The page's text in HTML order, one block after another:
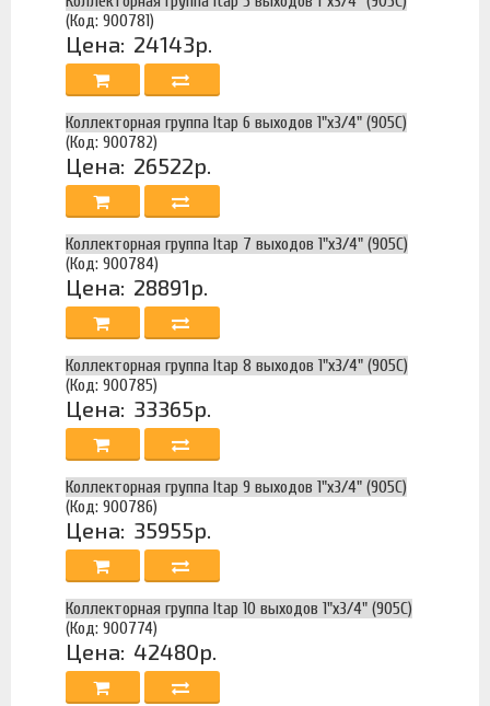
(Код: 900781)
Цена: 24143р.
Коллекторная группа Itap 6 выходов 1"х3/4" (905C)
(Код: 900782)
Цена: 26522р.
Коллекторная группа Itap 7 выходов 1"х3/4" (905C)
(Код: 900784)
Цена: 28891р.
Коллекторная группа Itap 8 выходов 1"х3/4" (905C)
(Код: 900785)
Цена: 33365р.
Коллекторная группа Itap 9 выходов 1"х3/4" (905C)
(Код: 900786)
Цена: 35955р.
Коллекторная группа Itap 10 выходов 1"х3/4" (905C)
(Код: 900774)
Цена: 42480р.